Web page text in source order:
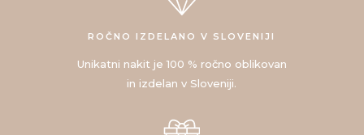
ROČNO IZDELANO V SLOVENIJI
Unikatni nakit je 100 % ročno oblikovan
in izdelan v Sloveniji.